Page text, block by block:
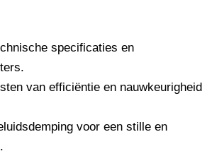
specificaties en
van efficiëntie en nauwkeurigheid
voor een stille en